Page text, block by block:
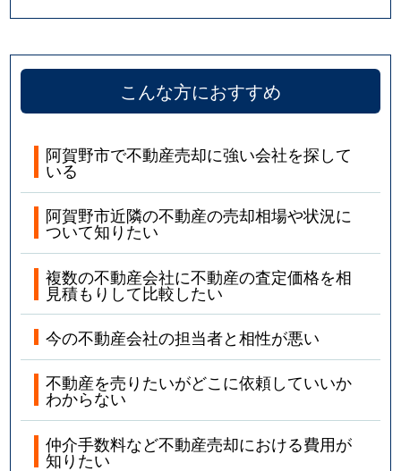
こんな方におすすめ
阿賀野市で不動産売却に強い会社を探して
いる
阿賀野市近隣の不動産の売却相場や状況に
ついて知りたい
複数の不動産会社に不動産の査定価格を相
見積もりして比較したい
今の不動産会社の担当者と相性が悪い
不動産を売りたいがどこに依頼していいか
わからない
仲介手数料など不動産売却における費用が
知りたい